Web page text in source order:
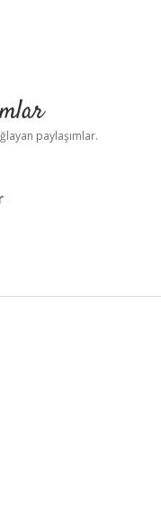
paylaşımlar.